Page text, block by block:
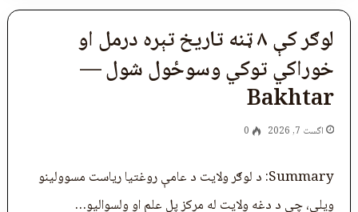
لوګر کې ۸ ټنه تاریخ تېره درمل او
خوراکي توکي وسوځول شول —
Bakhtar
اگست 7, 2026 0
Summary: د لوګر ولایت د عامې روغتیا ریاست مسوولینو
ویلي، چې د دغه ولایت له مرکز پل‌ علم او ولسوالیو…